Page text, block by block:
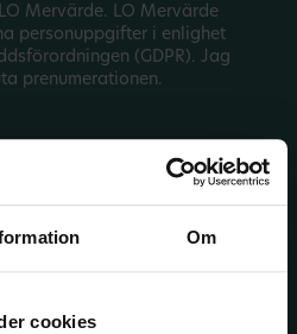
Om
cookies
Mervärde. LO Mervärde
personuppgifter i enlighet
(GDPR). Jag
prenumerationen.